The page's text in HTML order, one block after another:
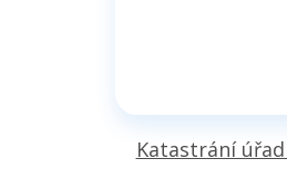
Katastrání